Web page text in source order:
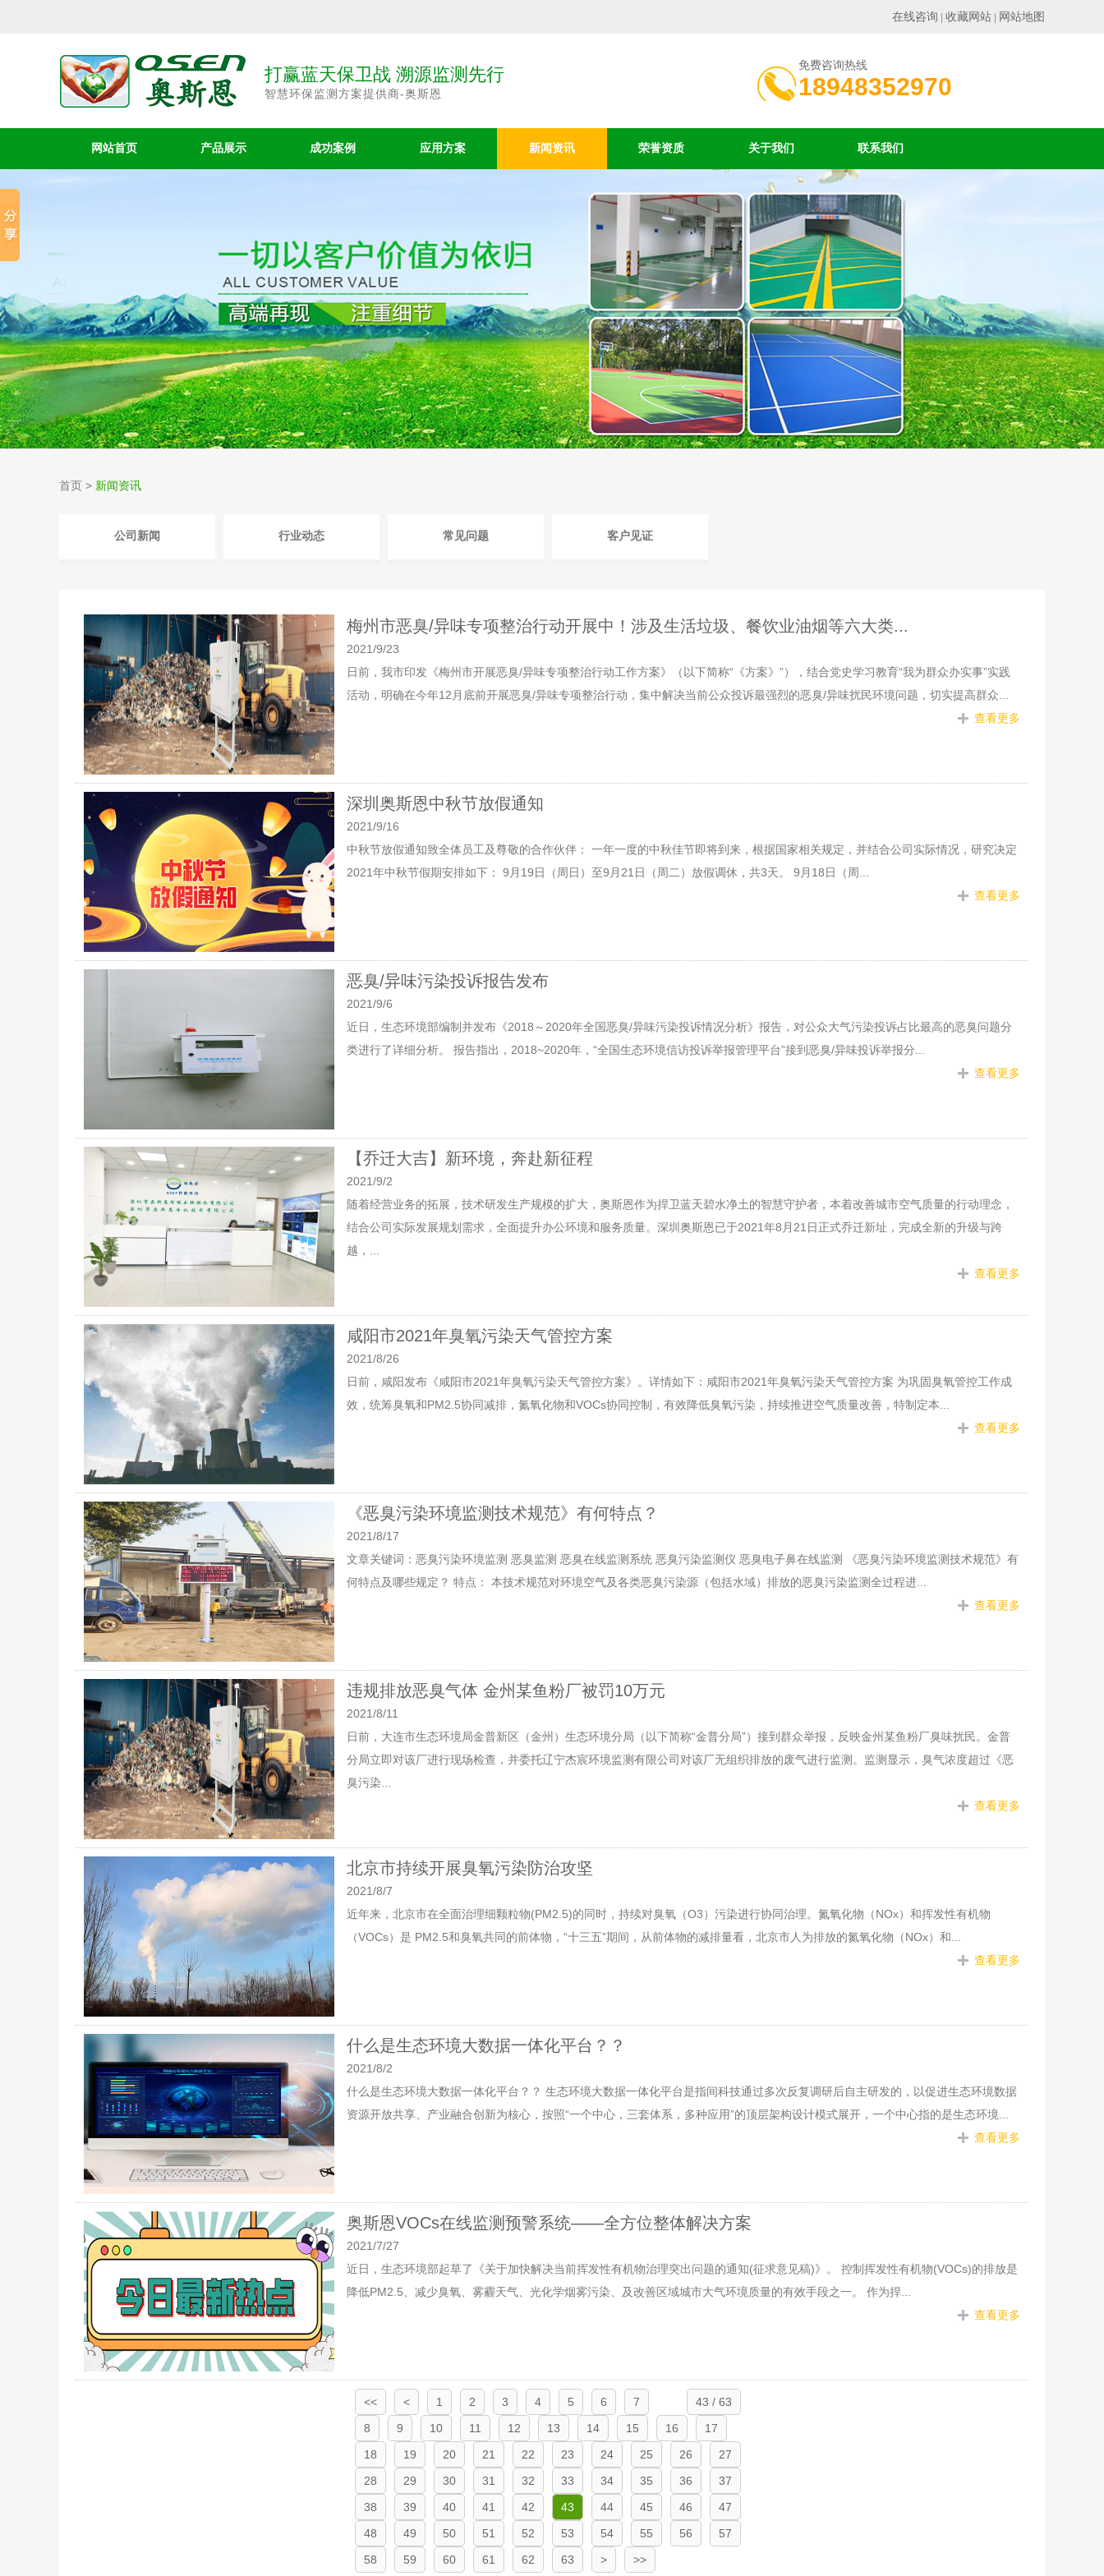
在线咨询 收藏网站 网站地图
打赢蓝天保卫战 溯源监测先行
智慧环保监测方案提供商-奥斯恩
免费咨询热线
18948352970
网站首页 产品展示 成功案例 应用方案 新闻资讯 荣誉资质 关于我们 联系我们
首页 > 新闻资讯
公司新闻 行业动态 常见问题 客户见证
梅州市恶臭/异味专项整治行动开展中！涉及生活垃圾、餐饮业油烟等六大类...
2021/9/23
日前，我市印发《梅州市开展恶臭/异味专项整治行动工作方案》（以下简称“《方案》”），结合党史学习教育“我为群众办实事”实践
活动，明确在今年12月底前开展恶臭/异味专项整治行动，集中解决当前公众投诉最强烈的恶臭/异味扰民环境问题，切实提高群众...
查看更多
深圳奥斯恩中秋节放假通知
2021/9/16
中秋节放假通知致全体员工及尊敬的合作伙伴： 一年一度的中秋佳节即将到来，根据国家相关规定，并结合公司实际情况，研究决定
2021年中秋节假期安排如下： 9月19日（周日）至9月21日（周二）放假调休，共3天。 9月18日（周...
查看更多
恶臭/异味污染投诉报告发布
2021/9/6
近日，生态环境部编制并发布《2018～2020年全国恶臭/异味污染投诉情况分析》报告，对公众大气污染投诉占比最高的恶臭问题分
类进行了详细分析。 报告指出，2018~2020年，“全国生态环境信访投诉举报管理平台”接到恶臭/异味投诉举报分...
查看更多
【乔迁大吉】新环境，奔赴新征程
2021/9/2
随着经营业务的拓展，技术研发生产规模的扩大，奥斯恩作为捍卫蓝天碧水净土的智慧守护者，本着改善城市空气质量的行动理念，
结合公司实际发展规划需求，全面提升办公环境和服务质量。深圳奥斯恩已于2021年8月21日正式乔迁新址，完成全新的升级与跨
越，...
查看更多
咸阳市2021年臭氧污染天气管控方案
2021/8/26
日前，咸阳发布《咸阳市2021年臭氧污染天气管控方案》。详情如下：咸阳市2021年臭氧污染天气管控方案 为巩固臭氧管控工作成
效，统筹臭氧和PM2.5协同减排，氮氧化物和VOCs协同控制，有效降低臭氧污染，持续推进空气质量改善，特制定本...
查看更多
《恶臭污染环境监测技术规范》有何特点？
2021/8/17
文章关键词：恶臭污染环境监测 恶臭监测 恶臭在线监测系统 恶臭污染监测仪 恶臭电子鼻在线监测 《恶臭污染环境监测技术规范》有
何特点及哪些规定？ 特点： 本技术规范对环境空气及各类恶臭污染源（包括水域）排放的恶臭污染监测全过程进...
查看更多
违规排放恶臭气体 金州某鱼粉厂被罚10万元
2021/8/11
日前，大连市生态环境局金普新区（金州）生态环境分局（以下简称“金普分局”）接到群众举报，反映金州某鱼粉厂臭味扰民。金普
分局立即对该厂进行现场检查，并委托辽宁杰宸环境监测有限公司对该厂无组织排放的废气进行监测。监测显示，臭气浓度超过《恶
臭污染...
查看更多
北京市持续开展臭氧污染防治攻坚
2021/8/7
近年来，北京市在全面治理细颗粒物(PM2.5)的同时，持续对臭氧（O3）污染进行协同治理。氮氧化物（NOx）和挥发性有机物
（VOCs）是 PM2.5和臭氧共同的前体物，“十三五”期间，从前体物的减排量看，北京市人为排放的氮氧化物（NOx）和...
查看更多
什么是生态环境大数据一体化平台？？
2021/8/2
什么是生态环境大数据一体化平台？？ 生态环境大数据一体化平台是指间科技通过多次反复调研后自主研发的，以促进生态环境数据
资源开放共享、产业融合创新为核心，按照“一个中心，三套体系，多种应用”的顶层架构设计模式展开，一个中心指的是生态环境...
查看更多
奥斯恩VOCs在线监测预警系统——全方位整体解决方案
2021/7/27
近日，生态环境部起草了《关于加快解决当前挥发性有机物治理突出问题的通知(征求意见稿)》。 控制挥发性有机物(VOCs)的排放是
降低PM2.5、减少臭氧、雾霾天气、光化学烟雾污染、及改善区域城市大气环境质量的有效手段之一。 作为捍...
查看更多
43 / 63
<< < 1 2 3 4 5 6
7
8
9 10 11 12 13 14 15 16
17
18
19 20 21 22 23 24 25 26
27
28
29 30 31 32 33 34 35 36
37
38
39 40 41 42 43 44 45 46
47
48
49 50 51 52 53 54 55 56
57
58
59 60 61 62 63 > >>